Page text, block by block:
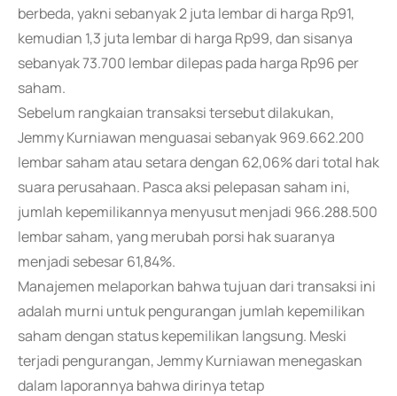
berbeda, yakni sebanyak 2 juta lembar di harga Rp91,
kemudian 1,3 juta lembar di harga Rp99, dan sisanya
sebanyak 73.700 lembar dilepas pada harga Rp96 per
saham.
Sebelum rangkaian transaksi tersebut dilakukan,
Jemmy Kurniawan menguasai sebanyak 969.662.200
lembar saham atau setara dengan 62,06% dari total hak
suara perusahaan. Pasca aksi pelepasan saham ini,
jumlah kepemilikannya menyusut menjadi 966.288.500
lembar saham, yang merubah porsi hak suaranya
menjadi sebesar 61,84%.
Manajemen melaporkan bahwa tujuan dari transaksi ini
adalah murni untuk pengurangan jumlah kepemilikan
saham dengan status kepemilikan langsung. Meski
terjadi pengurangan, Jemmy Kurniawan menegaskan
dalam laporannya bahwa dirinya tetap